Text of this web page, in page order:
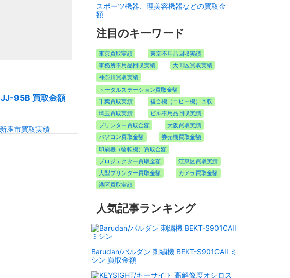
95B 買取金額
新座市買取実績
スポーツ機器、理美容機器などの買取金
額
注目のキーワード
東京買取実績
東京不用品回収実績
事務所不用品回収実績
大田区買取実績
神奈川買取実績
トータルステーション買取金額
千葉買取実績
複合機（コピー機）回収
埼玉買取実績
ビル不用品回収実績
プリンター買取金額
大阪買取実績
パソコン買取金額
券売機買取金額
印刷機（輪転機）買取金額
プロジェクター買取金額
江東区買取実績
大型プリンター買取金額
カメラ買取金額
港区買取実績
人気記事ランキング
Barudan/バルダン 刺繍機 BEKT-S901CAII ミ
シン 買取金額